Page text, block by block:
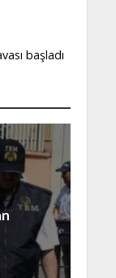
başladı